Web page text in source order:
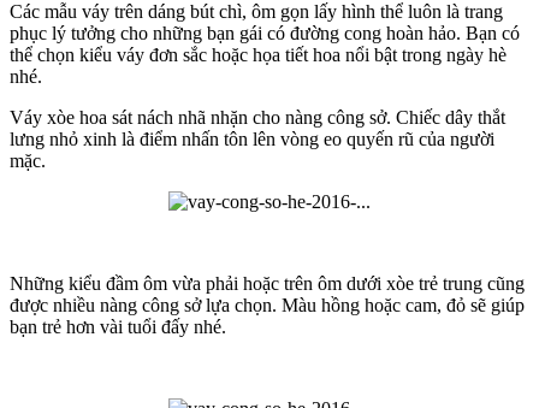
Các mẫu váy trên dáng bút chì, ôm gọn lấy hình thể luôn là trang
phục lý tưởng cho những bạn gái có đường cong hoàn hảo. Bạn có
thể chọn kiểu váy đơn sắc hoặc họa tiết hoa nổi bật trong ngày hè
nhé.
Váy xòe hoa sát nách nhã nhặn cho nàng công sở. Chiếc dây thắt
lưng nhỏ xinh là điểm nhấn tôn lên vòng eo quyến rũ của người
mặc.
Những kiểu đầm ôm vừa phải hoặc trên ôm dưới xòe trẻ trung cũng
được nhiều nàng công sở lựa chọn. Màu hồng hoặc cam, đỏ sẽ giúp
bạn trẻ hơn vài tuổi đấy nhé.